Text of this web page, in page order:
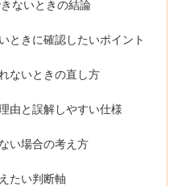
ないときの結論
ときに確認したいポイント
ないときの直し方
由と誤解しやすい仕様
い場合の考え方
たい判断軸